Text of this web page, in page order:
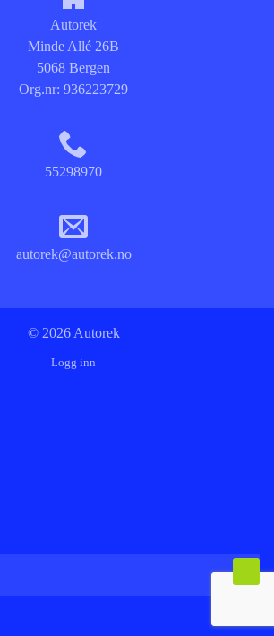
Autorek
Minde Allé 26B
5068 Bergen
Org.nr: 936223729
55298970
autorek@autorek.no
© 2026 Autorek
Logg inn